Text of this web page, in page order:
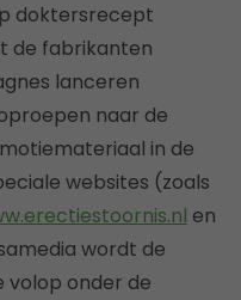
doktersrecept
de fabrikanten
lanceren
naar de
in de
websites (zoals
en
wordt de
volop onder de